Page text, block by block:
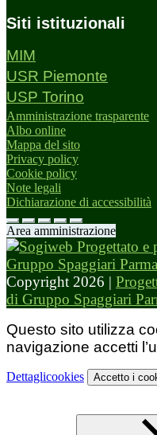
Siti istituzionali
MIM
USR Piemonte
USP Torino
Amministrazione trasparente
Albo online
Mappa del sito
Privacy policy
Cookie policy
Note legali
Dichiarazione di accessibilità
Area amministrazione
Copyright 2026 |
di Gruppo Spaggiari
Questo sito utilizza
navigazione accetti
Dettaglicookies Accetto i